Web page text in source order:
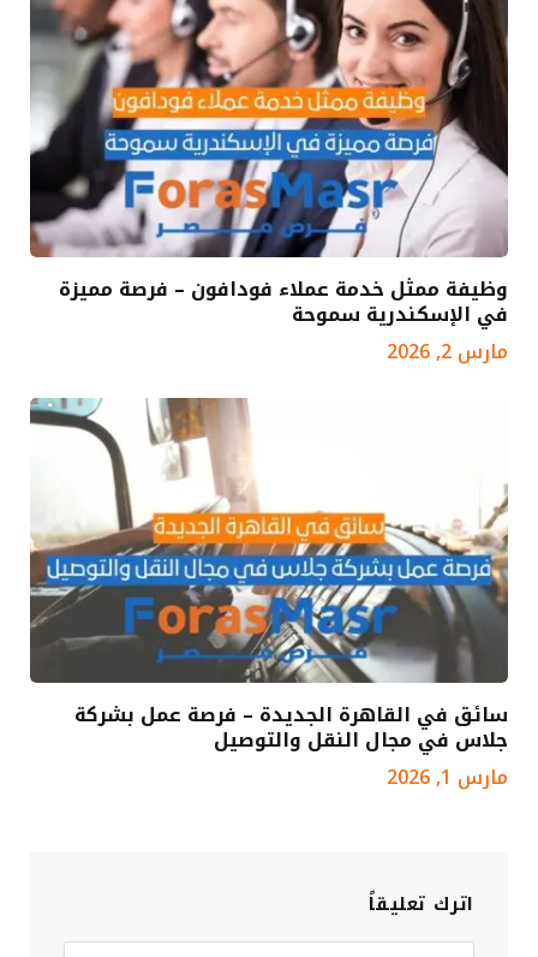
وظيفة ممثل خدمة عملاء فودافون – فرصة مميزة
في الإسكندرية سموحة
مارس 2, 2026
سائق في القاهرة الجديدة – فرصة عمل بشركة
جلاس في مجال النقل والتوصيل
مارس 1, 2026
اترك تعليقاً